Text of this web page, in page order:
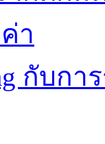
า
กับก